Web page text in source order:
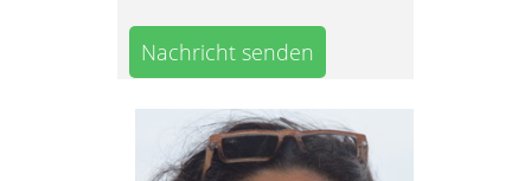
Nachricht senden